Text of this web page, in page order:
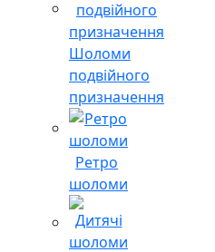
Шоломи
подвійного
призначення
Ретро
шоломи